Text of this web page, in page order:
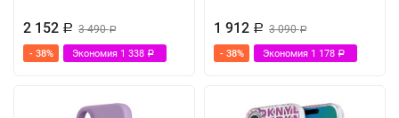
2 152 Р 3 490Р
- 38% Экономия 1 338 Р
1 912 Р 3 090Р
- 38% Экономия 1 178 Р